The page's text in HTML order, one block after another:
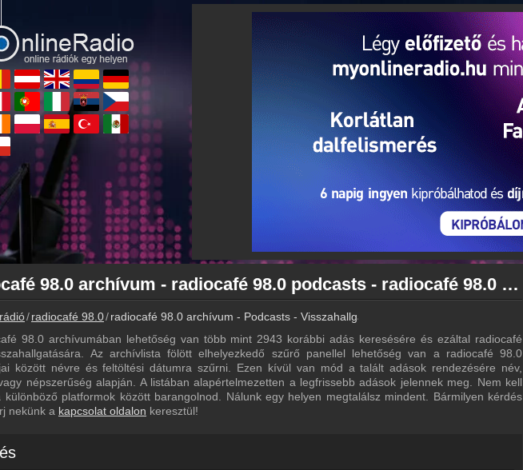
radiocafé 98.0 archívum - radiocafé 98.0 podcasts - radiocafé 98.0 visszahallgatás
radiocafé 98.0 radiocafé 98.0 archívum - Podcasts - Visszahallgatás
98.0 archívumában lehetőség van több mint 2943 korábbi adás keresésére és ezáltal radiocafé
Az archívlista fölött elhelyezkedő szűrő panellel lehetőség van a radiocafé 98.0
között névre és feltöltési dátumra szűrni. Ezen kívül van mód a talált adások rendezésére név,
népszerűség alapján. A listában alapértelmezetten a legfrissebb adások jelennek meg. Nem kell
különböző platformok között barangolnod. Nálunk egy helyen megtalálsz mindent. Bármilyen kérdés
nekünk a kapcsolat oldalon keresztül!